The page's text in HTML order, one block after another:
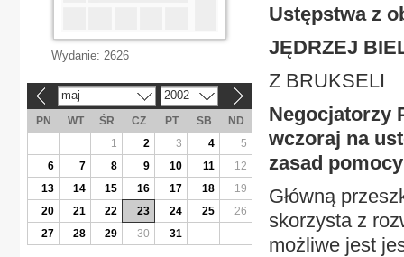
Ustępstwa z
JĘDRZEJ
Z BRUKSELI
Negocjatorzy
wczoraj na
zasad
Główną
skorzysta z
możliwe jest
Wydanie: 2626
maj 2002
PN WT ŚR CZ PT SB
ND
1
2 3 4
5
6
7 8 9 10 11
12
13
14 15 16 17 18
19
20
21 22 23 24 25
26
27
28 29 30 31